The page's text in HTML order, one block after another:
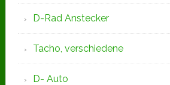
D-Rad Anstecker
Tacho, verschiedene
D- Auto